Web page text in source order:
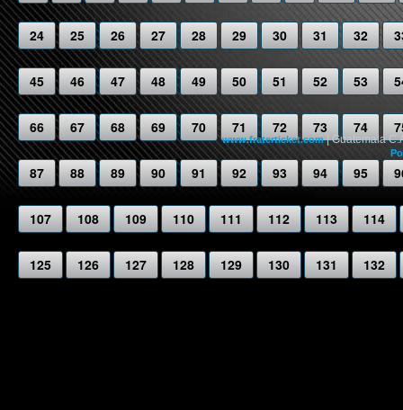
24 25 26 27 28 29 30 31 32
45 46 47 48 49 50 51 52 53
66 67 68 69 70 71 72 73 74
87 88 89 90 91 92 93 94 95
107 108 109 110 111 112 113 114
125 126 127 128 129 130 131 132
www.fraterticket.com | Guatemala